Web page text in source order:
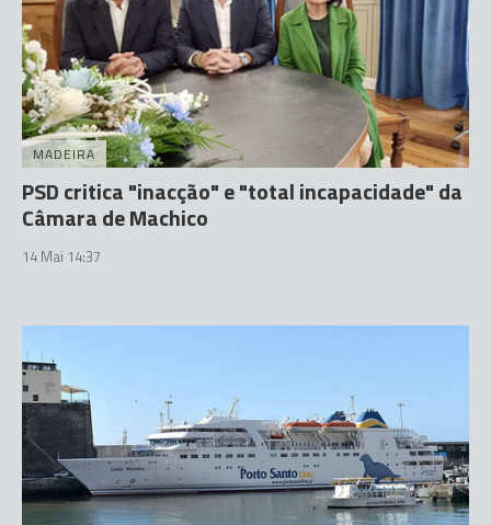
MADEIRA
PSD critica "inacção" e "total incapacidade" da
Câmara de Machico
14 Mai 14:37